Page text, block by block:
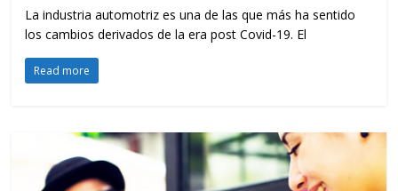
La industria automotriz es una de las que más ha sentido
los cambios derivados de la era post Covid-19. El
Read more